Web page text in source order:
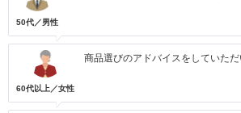
50代／男性
60代以上／女性
商品選びのアドバイスをしていただ